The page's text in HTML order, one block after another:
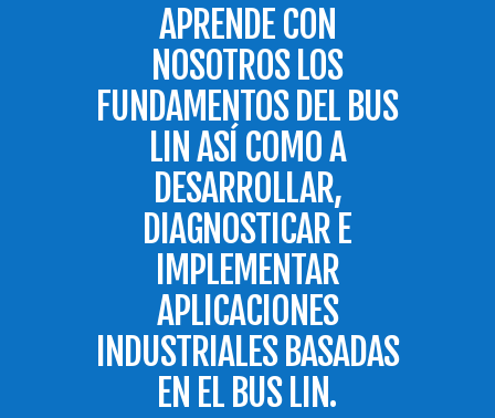
APRENDE CON
NOSOTROS LOS
FUNDAMENTOS DEL BUS
LIN ASÍ COMO A
DESARROLLAR,
DIAGNOSTICAR E
IMPLEMENTAR
APLICACIONES
INDUSTRIALES BASADAS
EN EL BUS LIN.